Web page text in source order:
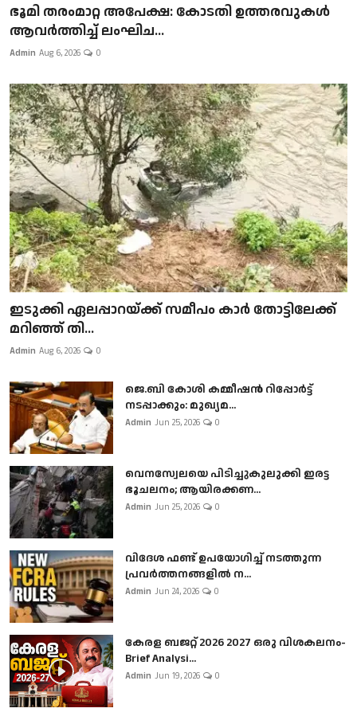
ഭൂമി തരംമാറ്റ അപേക്ഷ: കോടതി ഉത്തരവുകൾ
ആവർത്തിച്ച് ലംഘിച...
Admin Aug 6, 2026 0
ഇടുക്കി ഏലപ്പാറയ്ക്ക് സമീപം കാർ തോട്ടിലേക്ക്
മറിഞ്ഞ് തി...
Admin Aug 6, 2026 0
ജെ.ബി കോശി കമ്മീഷൻ റിപ്പോർട്ട്
നടപ്പാക്കും: മുഖ്യമ...
Admin Jun 25, 2026 0
വെനസ്വേലയെ പിടിച്ചുകുലുക്കി ഇരട്ട
ഭൂചലനം; ആയിരക്കണ...
Admin Jun 25, 2026 0
വിദേശ ഫണ്ട് ഉപയോഗിച്ച് നടത്തുന്ന
പ്രവർത്തനങ്ങളിൽ ന...
Admin Jun 24, 2026 0
കേരള ബജറ്റ് 2026 2027 ഒരു വിശകലനം-
Brief Analysi...
Admin Jun 19, 2026 0